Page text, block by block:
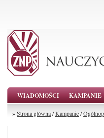
WIADOMOŚCI KAMPANIE
»Strona główna/Kampanie/